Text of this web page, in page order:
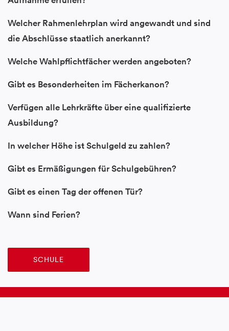
Welcher Rahmenlehrplan wird angewandt und sind
die Abschlüsse staatlich anerkannt?
Welche Wahlpflichtfächer werden angeboten?
Gibt es Besonderheiten im Fächerkanon?
Verfügen alle Lehrkräfte über eine qualifizierte
Ausbildung?
In welcher Höhe ist Schulgeld zu zahlen?
Gibt es Ermäßigungen für Schulgebühren?
Gibt es einen Tag der offenen Tür?
Wann sind Ferien?
SCHULE